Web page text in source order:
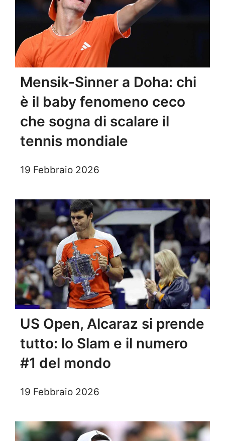
Mensik-Sinner a Doha: chi
è il baby fenomeno ceco
che sogna di scalare il
tennis mondiale
19 Febbraio 2026
US Open, Alcaraz si prende
tutto: lo Slam e il numero
#1 del mondo
19 Febbraio 2026